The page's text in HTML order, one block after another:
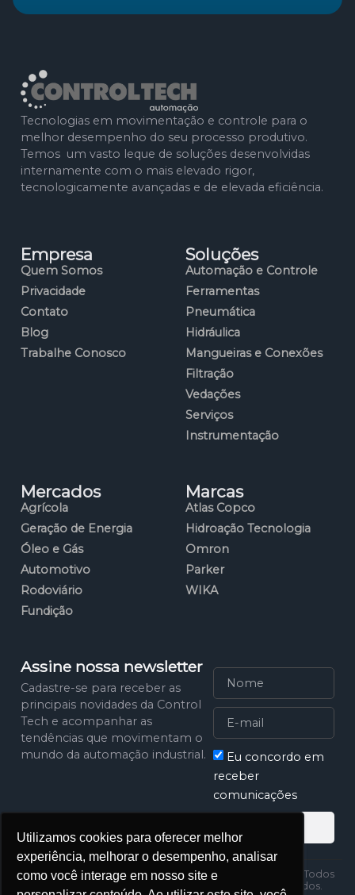
Utilizamos cookies para oferecer melhor
experiência, melhorar o desempenho, analisar
como você interage em nosso site e
Tecnologias em movimentação e controle para o
melhor desempenho do seu processo produtivo.
Temos um vasto leque de soluções desenvolvidas
internamente com o mais elevado rigor,
tecnologicamente avançadas e de elevada eficiência.
Empresa
Quem Somos
Privacidade
Contato
Blog
Trabalhe Conosco
Soluções
Automação e Controle
Ferramentas
Pneumática
Hidráulica
Mangueiras e Conexões
Filtração
Vedações
Serviços
Instrumentação
Mercados
Agrícola
Geração de Energia
Óleo e Gás
Automotivo
Rodoviário
Fundição
Marcas
Atlas Copco
Hidroação Tecnologia
Omron
Parker
WIKA
Assine nossa newsletter
Cadastre-se para receber as
principais novidades da Control
Tech e acompanhar as
tendências que movimentam o
mundo da automação industrial.
Eu concordo em
receber
comunicações
Política de
2025 Control Tech. Todos
os direitos reservados.